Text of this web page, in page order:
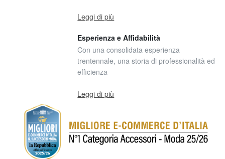
Leggi di più
Esperienza e Affidabilità
Con una consolidata esperienza
trentennale, una storia di professionalità ed
efficienza
Leggi di più